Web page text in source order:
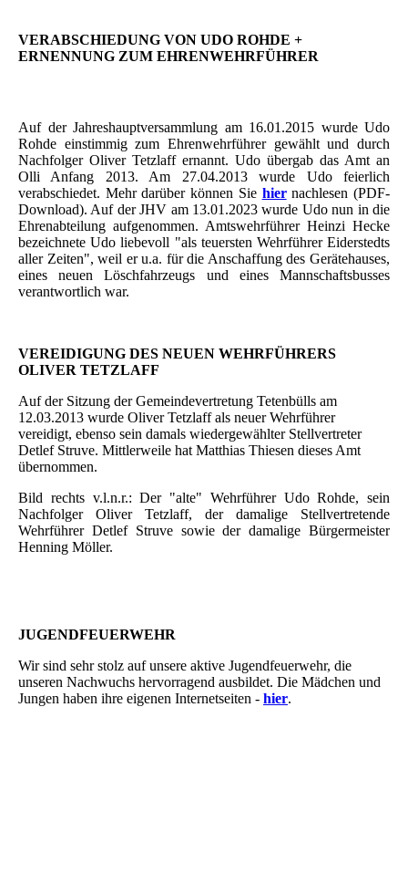
VERABSCHIEDUNG VON UDO ROHDE +
ERNENNUNG ZUM EHRENWEHRFÜHRER
Auf der Jahreshauptversammlung am 16.01.2015 wurde Udo
Rohde einstimmig zum Ehrenwehrführer gewählt und durch
Nachfolger Oliver Tetzlaff ernannt. Udo übergab das Amt an
Olli Anfang 2013. Am 27.04.2013 wurde Udo feierlich
verabschiedet. Mehr darüber können Sie hiernachlesen (PDF-
Download). Auf der JHV am 13.01.2023 wurde Udo nun in die
Ehrenabteilung aufgenommen. Amtswehrführer Heinzi Hecke
bezeichnete Udo liebevoll "als teuersten Wehrführer Eiderstedts
aller Zeiten", weil er u.a. für die Anschaffung des Gerätehauses,
eines neuen Löschfahrzeugs und eines Mannschaftsbusses
verantwortlich war.
VEREIDIGUNG DES NEUEN WEHRFÜHRERS
OLIVER TETZLAFF
Auf der Sitzung der Gemeindevertretung Tetenbülls am
12.03.2013 wurde Oliver Tetzlaff als neuer Wehrführer
vereidigt, ebenso sein damals wiedergewählter Stellvertreter
Detlef Struve. Mittlerweile hat Matthias Thiesen dieses Amt
übernommen.
Bild rechts v.l.n.r.: Der "alte" Wehrführer Udo Rohde, sein
Nachfolger Oliver Tetzlaff, der damalige Stellvertretende
Wehrführer Detlef Struve sowie der damalige Bürgermeister
Henning Möller.
JUGENDFEUERWEHR
Wir sind sehr stolz auf unsere aktive Jugendfeuerwehr, die
unseren Nachwuchs hervorragend ausbildet. Die Mädchen und
Jungen haben ihre eigenen Internetseiten - hier.